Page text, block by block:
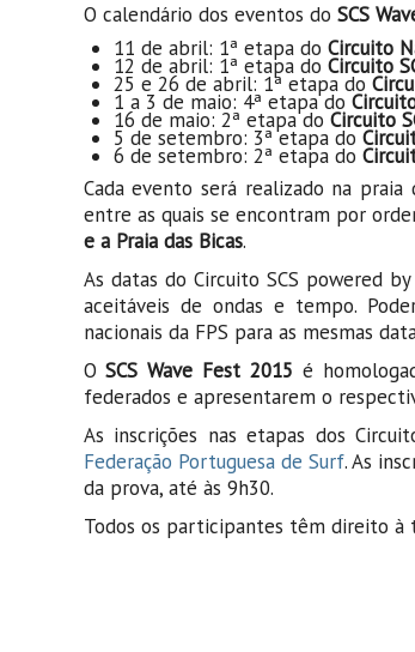
O calendário dos eventos do SCS
11 de abril: 1ª etapa do Circuito
12 de abril: 1ª etapa do Circuito
25 e 26 de abril: 1ª etapa do
1 a 3 de maio: 4ª etapa do
16 de maio: 2ª etapa do Circuito
5 de setembro: 3ª etapa do
6 de setembro: 2ª etapa do
Cada evento será realizado na
entre as quais se encontram por
e a Praia das Bicas.
As datas do Circuito SCS powered
aceitáveis de ondas e tempo.
nacionais da FPS para as mesmas
OSCS Wave Fest 2015 é
federados e apresentarem o
As inscrições nas etapas dos
Federação Portuguesa de Surf. As
da prova, até às 9h30.
Todos os participantes têm direito à